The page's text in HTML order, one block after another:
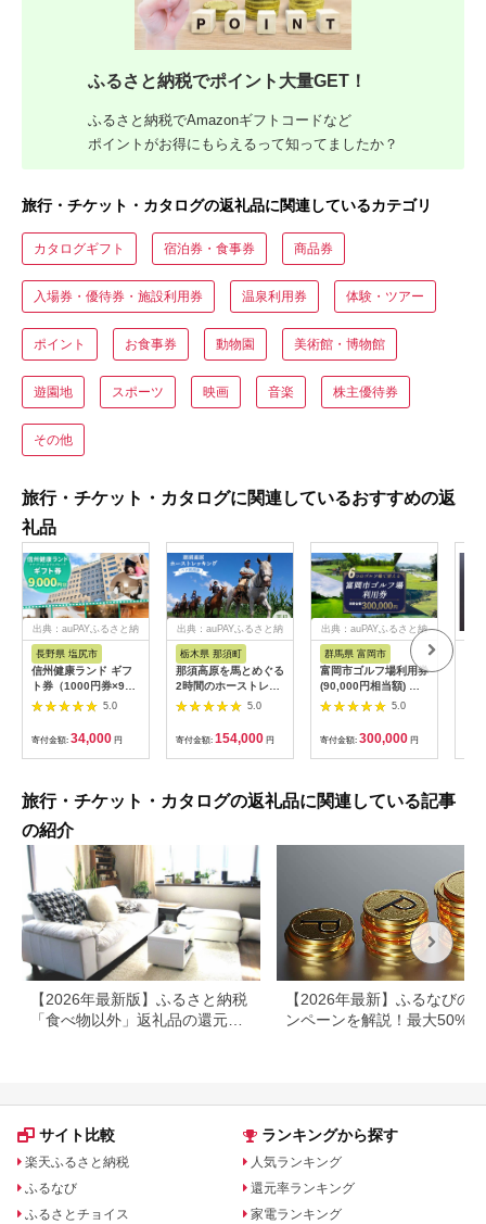
ふるさと納税でポイント大量GET！
ふるさと納税でAmazonギフトコードなど
ポイントがお得にもらえるって知ってましたか？
旅行・チケット・カタログの返礼品に関連しているカテゴリ
カタログギフト 宿泊券・食事券 商品券
入場券・優待券・施設利用券 温泉利用券 体験・ツアー
ポイント お食事券 動物園 美術館・博物館
遊園地 スポーツ 映画 音楽 株主優待券
その他
旅行・チケット・カタログに関連しているおすすめの返
礼品
出典：auPAYふるさと納
長野県 塩尻市
信州健康ランド ギフ
ト券（1000円券×9
枚） | 信州健康ランド
サウナ 大浴場 ボディ
ケア リラクゼーショ
ン 施設 宿泊 家族連れ
長野県 塩尻市
5.0
寄付金額: 34,000 円
出典：auPAYふるさと納
栃木県 那須町
那須高原を馬とめぐる
2時間のホーストレッ
キング 外乗ペア利用
券【平日限定】チケッ
ト 利用券 ペア 体験
乗馬 初心者歓迎〔P-
100〕
5.0
寄付金額: 154,000 円
出典：auPAYふるさと納
群馬県 富岡市
富岡市ゴルフ場利用券
(90,000円相当額) ゴ
ルフ チケット 平日 土
日 祝日 プレー券 関東
群馬県 首都圏 F20E-
350
5.0
寄付金額: 300,000 円
旅行・チケット・カタログの返礼品に関連している記事
の紹介
【2026年最新版】ふるさと納税
「食べ物以外」返礼品の還元率
【2026年最新】ふるなびの
ンペーンを解説！最大50%還
サイト比較
楽天ふるさと納税
ふるなび
ふるさとチョイス
ランキングから探す
人気ランキング
還元率ランキング
家電ランキング